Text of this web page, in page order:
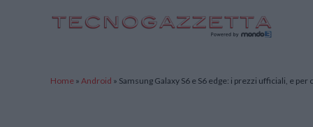
Home » Android » Samsung Galaxy S6 e S6 edge: i prezzi ufficiali, e